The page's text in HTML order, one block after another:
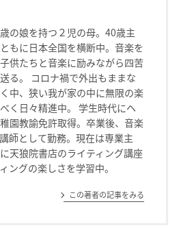
の娘を持つ２児の母。40歳主
もに日本全国を横断中。音楽を
供たちと音楽に励みながら四苦
る。 コロナ禍で外出もままな
中、狭い我が家の中に無限の楽
く日々精進中。 学生時代にヘ
園教諭免許取得。卒業後、音楽
師として勤務。現在は専業主
天狼院書店のライティング講座
ングの楽しさを学習中。
この著者の記事をみる